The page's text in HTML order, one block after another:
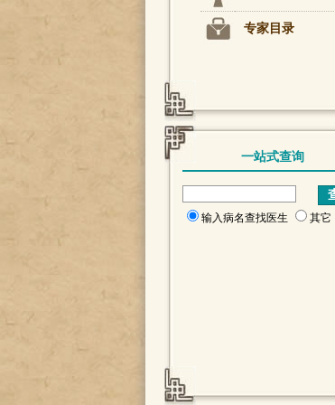
专家目录
一站式查询
输入病名查找医生 其它